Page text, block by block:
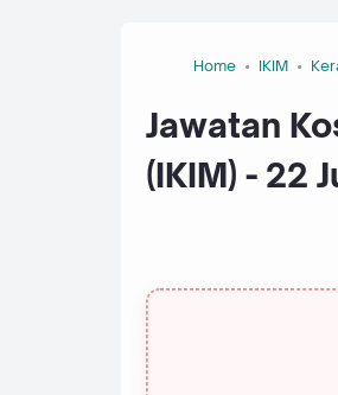
Home IKIM
Jawatan
(IKIM) - 22